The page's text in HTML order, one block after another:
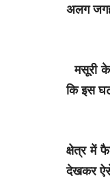
अलग
मसूरी
कि इस
क्षेत्र में
देखकर ऐसे